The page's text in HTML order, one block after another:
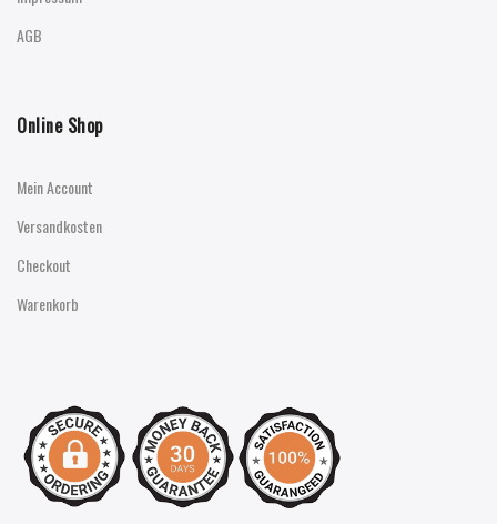
AGB
Online Shop
Mein Account
Versandkosten
Checkout
Warenkorb